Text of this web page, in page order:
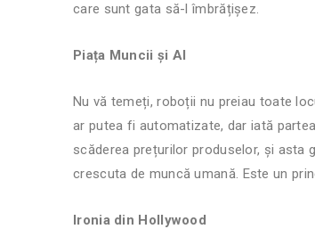
care sunt gata să-l îmbrățișez.
Piața Muncii și AI
Nu vă temeți, roboții nu preiau toate
ar putea fi automatizate, dar iată
scăderea prețurilor produselor, și asta
crescuta de muncă umană. Este un
Ironia din Hollywood